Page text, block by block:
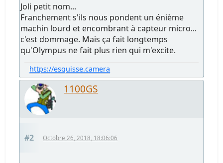
Joli petit nom...
Franchement s'ils nous pondent un énième
machin lourd et encombrant à capteur micro...
c'est dommage. Mais ça fait longtemps
qu'Olympus ne fait plus rien qui m'excite.
https://esquisse.camera
1100GS
#2 Octobre 26, 2018, 18:06:06